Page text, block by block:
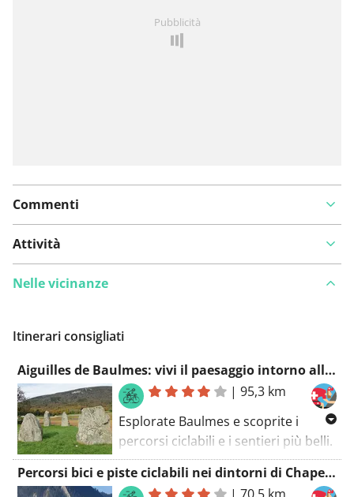
Pubblicità
Commenti
Attività
Nelle vicinanze
Itinerari consigliati
Aiguilles de Baulmes: vivi il paesaggio intorno alla montagna
|95,3 km
Esplorate Baulmes e scoprite i
percorsi ciclabili e i sentieri più belli.
Salire, cadere, sprint... ma anche
godersi la campagna e i dintorni:
Percorsi bici e piste ciclabili nei dintorni di Chapeau de Napoléon